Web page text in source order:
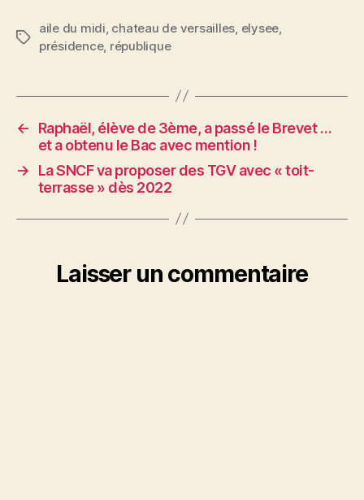
Étiquettes
aile du midi chateau de versailles elysee
présidence, république
←
Raphaël, élève de 3ème, a passé le Brevet …
et a obtenu le Bac avec mention !
→
La SNCF va proposer des TGV avec « toit-
terrasse » dès 2022
Laisser un commentaire